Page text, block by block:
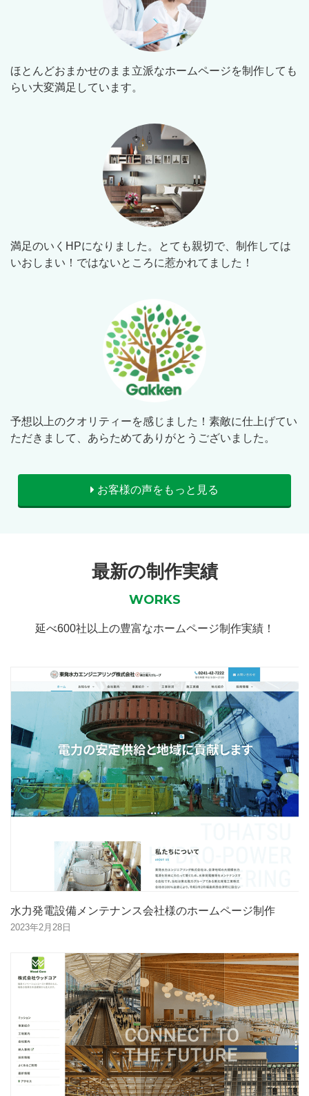
ほとんどおまかせのまま立派なホームページを制作しても
らい大変満足しています。
満足のいくHPになりました。とても親切で、制作しては
いおしまい！ではないところに惹かれてました！
予想以上のクオリティーを感じました！素敵に仕上げてい
ただきまして、あらためてありがとうございました。
お客様の声をもっと見る
最新の制作実績
WORKS
延べ600社以上の豊富なホームページ制作実績！
水力発電設備メンテナンス会社様のホームページ制作
2023年2月28日